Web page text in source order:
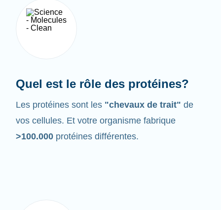
Quel est le rôle des protéines?
Les protéines sont les "chevaux de trait" de
vos cellules. Et votre organisme fabrique
>100.000 protéines différentes.